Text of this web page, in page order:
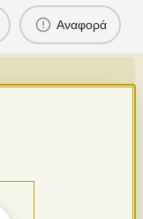
Αναφορά